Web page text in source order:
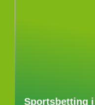
Sportsbetting